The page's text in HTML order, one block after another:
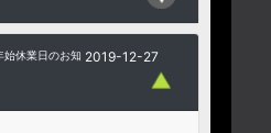
休業日のお知 2019-12-27